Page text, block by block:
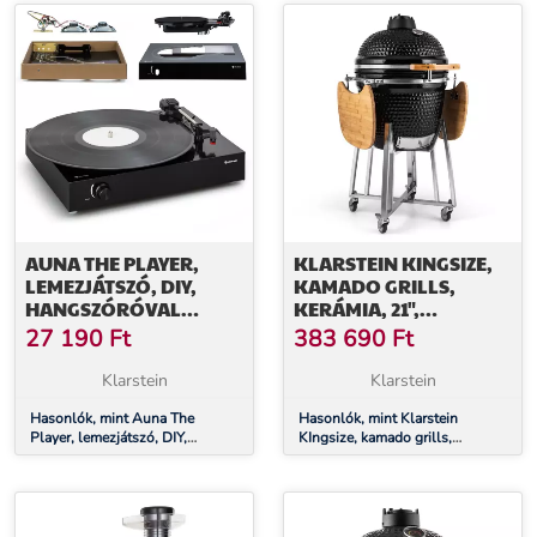
elektromos, 1500 W, Ø 25 cm, 8
L, rozsdamentes acél
tartozék
AUNA THE PLAYER,
LEMEZJÁTSZÓ, DIY,
HANGSZÓRÓVAL
EGYÜTT, 33/45
FORDULAT/PERC
27 190 Ft
Klarstein
Hasonlók, mint Auna The
Player, lemezjátszó, DIY,
hangszóróval együtt, 33/45
KLARSTEIN KINGSIZE,
KAMADO GRILLS,
KERÁMIA, 21",
FÜSTÖLÉS, LASSÚ
SÜTÉS, ROZSDAMENTES
383 690 Ft
Klarstein
Hasonlók, mint Klarstein
KIngsize, kamado grills,
kerámia, 21", füstölés, lassú